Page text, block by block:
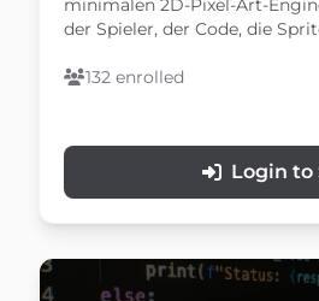
minimalen 2D-Pixel-Art-
der Spieler, der Code, die
Einzeldatei-Workflows sind.
Audio, Kollisionen, Physik, UI,
von Daten und ein komplettes
132 enrolled
Login to